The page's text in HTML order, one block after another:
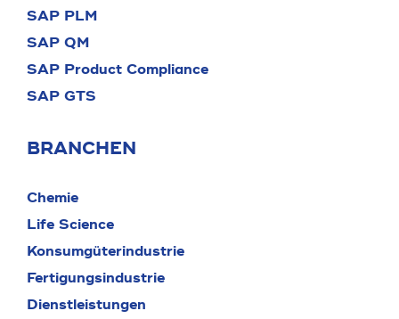
SAP PLM
SAP QM
SAP Product Compliance
SAP GTS
BRANCHEN
Chemie
Life Science
Konsumgüterindustrie
Fertigungsindustrie
Dienstleistungen